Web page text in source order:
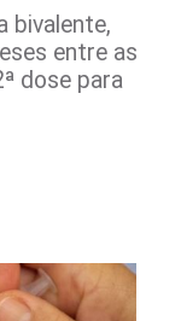
bivalente,
entre as
dose para